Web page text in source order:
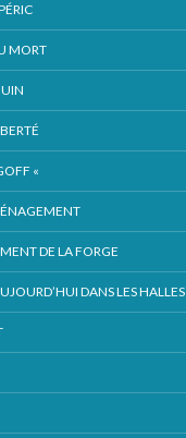
MORT
«
DE LA FORGE
DANS LES HALLES